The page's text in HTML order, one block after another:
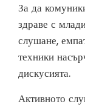
За да
здраве с
слушане,
техники
дискусията.
Активното